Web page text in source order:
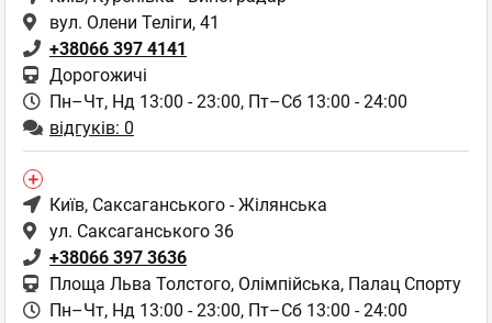
вул. Олени Теліги, 41
+38066 397 4141
Дорогожичі
Пн–Чт, Нд 13:00 - 23:00, Пт–Сб 13:00 - 24:00
відгуків: 0
Київ, Саксаганського - Жілянська
ул. Саксаганського 36
+38066 397 3636
Площа Льва Толстого, Олімпійська, Палац Спорту
Пн–Чт, Нд 13:00 - 23:00, Пт–Сб 13:00 - 24:00